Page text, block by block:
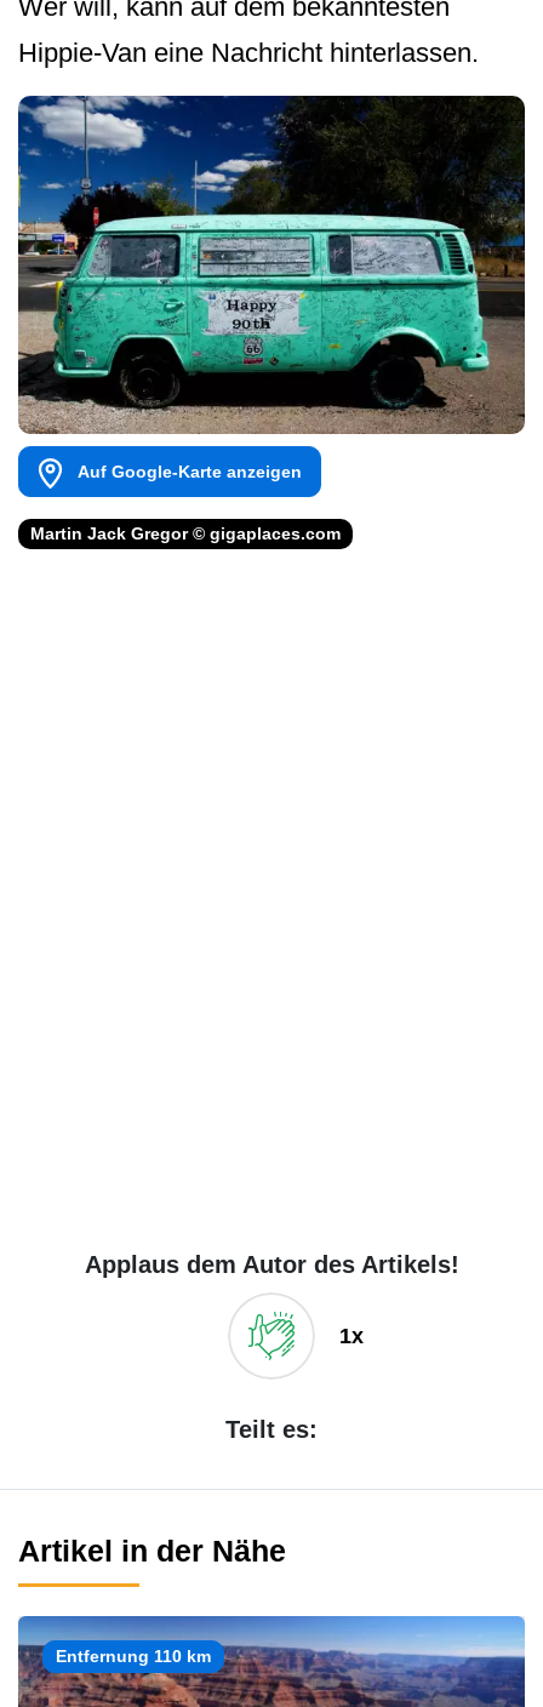
Wer will, kann auf dem bekanntesten
Hippie-Van eine Nachricht hinterlassen.
Auf Google-Karte anzeigen
Martin Jack Gregor © gigaplaces.com
Applaus dem Autor des Artikels!
1x
Teilt es:
Artikel in der Nähe
Entfernung 110 km